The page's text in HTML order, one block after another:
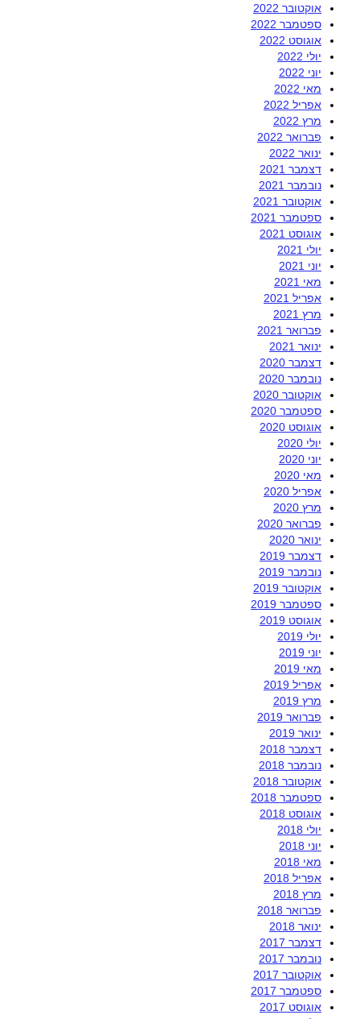
אוקטובר 2022
ספטמבר 2022
אוגוסט 2022
יולי 2022
יוני 2022
מאי 2022
אפריל 2022
מרץ 2022
פברואר 2022
ינואר 2022
דצמבר 2021
נובמבר 2021
אוקטובר 2021
ספטמבר 2021
אוגוסט 2021
יולי 2021
יוני 2021
מאי 2021
אפריל 2021
מרץ 2021
פברואר 2021
ינואר 2021
דצמבר 2020
נובמבר 2020
אוקטובר 2020
ספטמבר 2020
אוגוסט 2020
יולי 2020
יוני 2020
מאי 2020
אפריל 2020
מרץ 2020
פברואר 2020
ינואר 2020
דצמבר 2019
נובמבר 2019
אוקטובר 2019
ספטמבר 2019
אוגוסט 2019
יולי 2019
יוני 2019
מאי 2019
אפריל 2019
מרץ 2019
פברואר 2019
ינואר 2019
דצמבר 2018
נובמבר 2018
אוקטובר 2018
ספטמבר 2018
אוגוסט 2018
יולי 2018
יוני 2018
מאי 2018
אפריל 2018
מרץ 2018
פברואר 2018
ינואר 2018
דצמבר 2017
נובמבר 2017
אוקטובר 2017
ספטמבר 2017
אוגוסט 2017